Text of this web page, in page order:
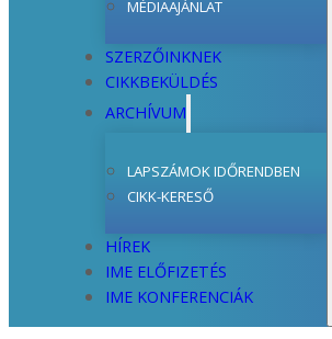
MÉDIAAJÁNLAT
SZERZŐINKNEK
CIKKBEKÜLDÉS
ARCHÍVUM
LAPSZÁMOK IDŐRENDBEN
CIKK-KERESŐ
HÍREK
IME ELŐFIZETÉS
IME KONFERENCIÁK